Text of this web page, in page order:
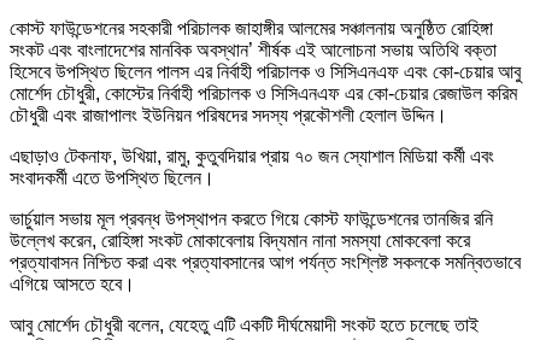
কোস্ট ফাউন্ডেশনের সহকারী পরিচালক জাহাঙ্গীর আলমের সঞ্চালনায় অনুষ্ঠিত রোহিঙ্গা
সংকট এবং বাংলাদেশের মানবিক অবস্থান’ শীর্ষক এই আলোচনা সভায় অতিথি বক্তা
হিসেবে উপস্থিত ছিলেন পালস এর নির্বাহী পরিচালক ও সিসিএনএফ এবং কো-চেয়ার আবু
মোর্শেদ চৌধুরী, কোস্টের নির্বাহী পরিচালক ও সিসিএনএফ এর কো-চেয়ার রেজাউল করিম
চৌধুরী এবং রাজাপালং ইউনিয়ন পরিষদের সদস্য প্রকৌশলী হেলাল উদ্দিন।
এছাড়াও টেকনাফ, উখিয়া, রামু, কুতুবদিয়ার প্রায় ৭০ জন স্যোশাল মিডিয়া কর্মী এবং
সংবাদকর্মী এতে উপস্থিত ছিলেন।
ভার্চুয়াল সভায় মূল প্রবন্ধ উপস্থাপন করতে গিয়ে কোস্ট ফাউন্ডেশনের তানজির রনি
উল্লেখ করেন, রোহিঙ্গা সংকট মোকাবেলায় বিদ্যমান নানা সমস্যা মোকবেলা করে
প্রত্যাবাসন নিশ্চিত করা এবং প্রত্যাবসানের আগ পর্যন্ত সংশ্লিষ্ট সকলকে সমন্বিতভাবে
এগিয়ে আসতে হবে।
আবু মোর্শেদ চৌধুরী বলেন, যেহেতু এটি একটি দীর্ঘমেয়াদী সংকট হতে চলেছে তাই